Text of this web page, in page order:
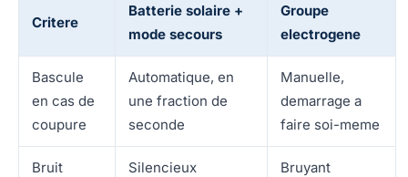
Critere
Batterie solaire +
mode secours
Groupe
electrogene
Bascule
en cas de
coupure
Automatique, en
une fraction de
seconde
Manuelle,
demarrage a
faire soi-meme
Bruit Silencieux Bruyant